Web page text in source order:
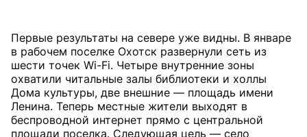
Первые результаты на севере уже видны. В январе
в рабочем поселке Охотск развернули сеть из
шести точек Wi-Fi. Четыре внутренние зоны
охватили читальные залы библиотеки и холлы
Дома культуры, две внешние — площадь имени
Ленина. Теперь местные жители выходят в
беспроводной интернет прямо с центральной
площади поселка. Следующая цель — село